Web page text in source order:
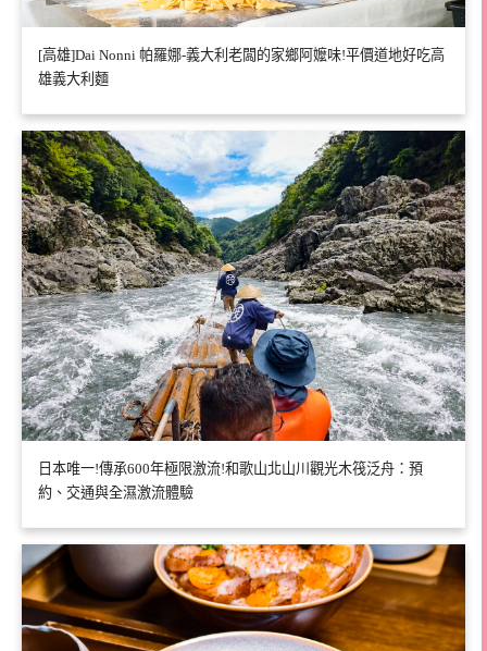
[高雄]Dai Nonni 帕羅娜-義大利老闆的家鄉阿嬤味!平價道地好吃高
雄義大利麵
日本唯一!傳承600年極限激流!和歌山北山川觀光木筏泛舟：預
約、交通與全濕激流體驗